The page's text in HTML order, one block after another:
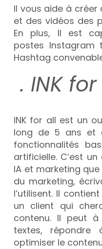
Il vous aide à créer
et des vidéos des
En plus, Il est
postes Instagram
Hashtag
. INK
INK for all est un
long de 5 ans et
fonctionnalités
artificielle. C’est
IA et marketing
du marketing,
l’utilisent. Il
un client qui
contenu. Il peut
textes,
optimiser le